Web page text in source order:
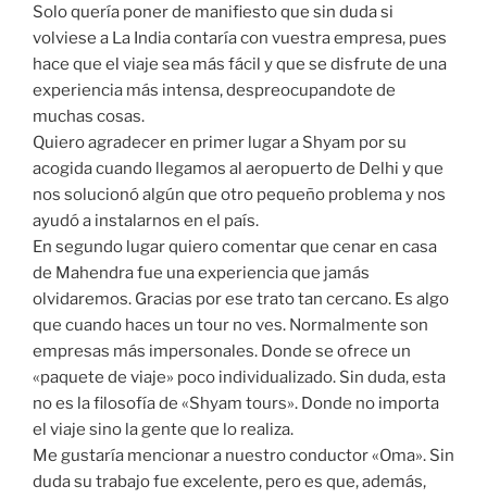
Solo quería poner de manifiesto que sin duda si
volviese a La India contaría con vuestra empresa, pues
hace que el viaje sea más fácil y que se disfrute de una
experiencia más intensa, despreocupandote de
muchas cosas.
Quiero agradecer en primer lugar a Shyam por su
acogida cuando llegamos al aeropuerto de Delhi y que
nos solucionó algún que otro pequeño problema y nos
ayudó a instalarnos en el país.
En segundo lugar quiero comentar que cenar en casa
de Mahendra fue una experiencia que jamás
olvidaremos. Gracias por ese trato tan cercano. Es algo
que cuando haces un tour no ves. Normalmente son
empresas más impersonales. Donde se ofrece un
«paquete de viaje» poco individualizado. Sin duda, esta
no es la filosofía de «Shyam tours». Donde no importa
el viaje sino la gente que lo realiza.
Me gustaría mencionar a nuestro conductor «Oma». Sin
duda su trabajo fue excelente, pero es que, además,